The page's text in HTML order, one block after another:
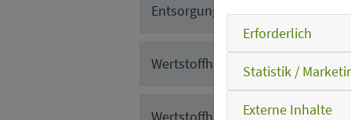
Entsorgungszentrum Straubing
Wertstoffhof Ascha
Wertstoffhof Falkenfels
Erforderlich
Statistik /
Externe Inhalte